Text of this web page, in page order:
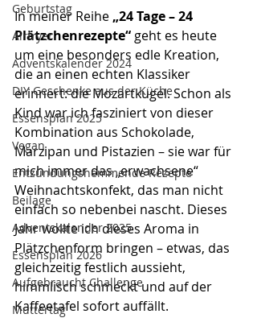
Geburtstag
Airfryer
Adventskalender 2024
DIY Geschenke aus der Küche
Essensplan 2025
Vegan
Entzündungshemmende Rezepte
Beilage
Adventskalender 2025
Essensplan 2026
Aufgebraucht Challenge
Muttertag
In meiner Reihe „24 Tage – 24
Plätzchenrezepte“ geht es heute
um eine besonders edle Kreation,
die an einen echten Klassiker
erinnert: die Mozartkugel. Schon als
Kind war ich fasziniert von dieser
Kombination aus Schokolade,
Marzipan und Pistazien – sie war für
mich immer das „erwachsene“
Weihnachtskonfekt, das man nicht
einfach so nebenbei nascht. Dieses
Jahr wollte ich dieses Aroma in
Plätzchenform bringen – etwas, das
gleichzeitig festlich aussieht,
himmlisch schmeckt und auf der
Kaffeetafel sofort auffällt.